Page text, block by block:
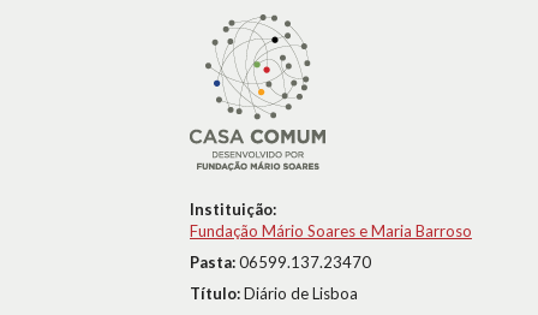
Instituição:
Fundação Mário Soares e Maria Barroso
Pasta:06599.137.23470
Título:Diário de Lisboa